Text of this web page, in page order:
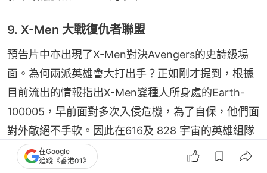
9. X-Men 大戰復仇者聯盟
預告片中亦出現了X-Men對決Avengers的史詩級場
面。為何兩派英雄會大打出手？正如剛才提到，根據
目前流出的情報指出X-Men變種人所身處的Earth-
100005，早前面對多次入侵危機，為了自保，他們面
對外敵絕不手軟。因此在616及 828 宇宙的英雄組隊
前往了 X-Men 宇宙後，他們誤以為對方是來毀滅世
界的敵人，雙方二話不說直接開戰。
在Google
追蹤《香港01》